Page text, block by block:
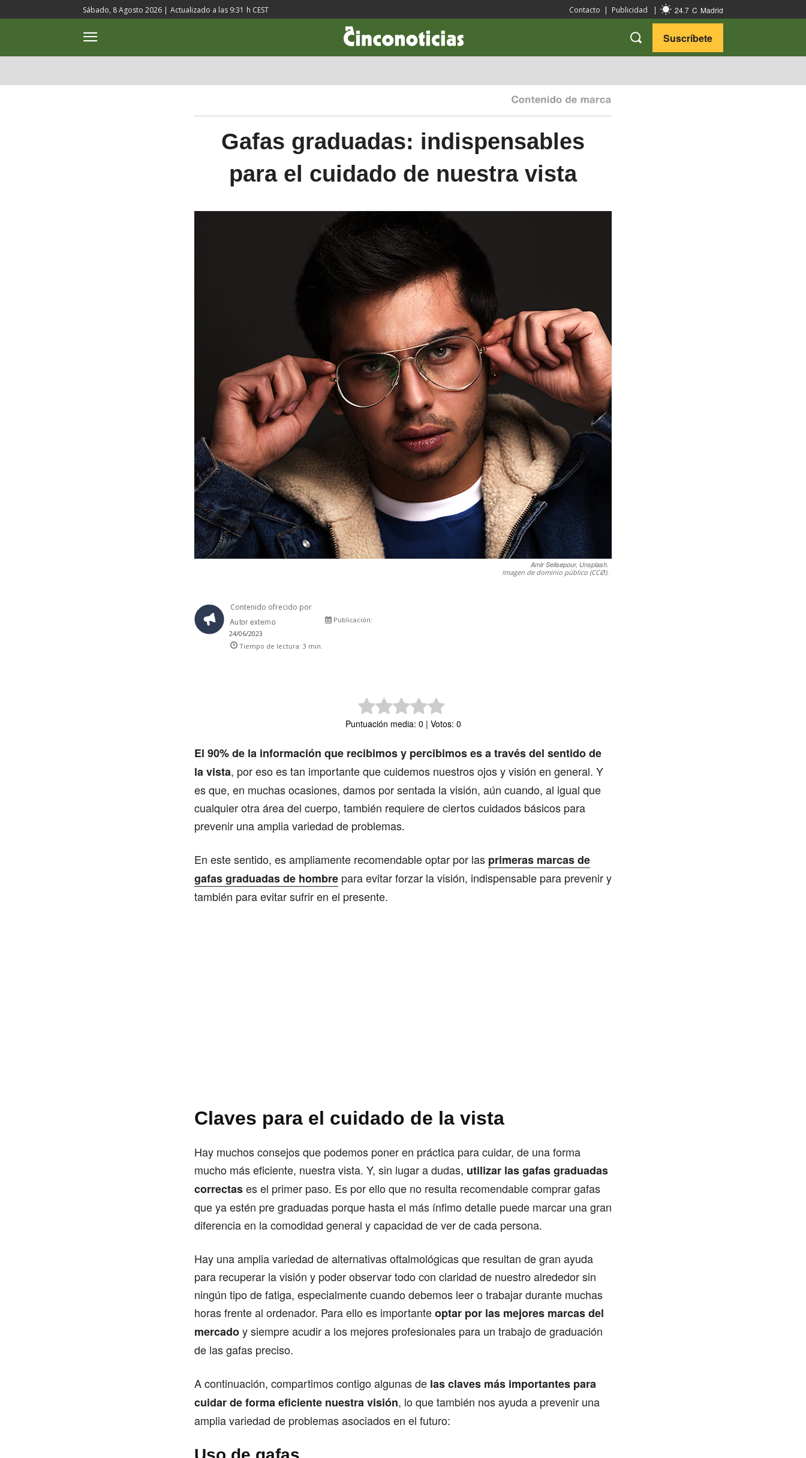
Sábado, 8 Agosto 2026 | Actualizado a las 9:31 h CEST Contacto | Publicidad | 24.7 C Madrid
Suscríbete
Gafas graduadas: indispensables
para el cuidado de nuestra vista
Amir Seilsepour, Unsplash.
Imagen de dominio público (CCØ).
Contenido ofrecido por
Autor externo
Publicación:
24/06/2023
Tiempo de lectura: 3 min.
Puntuación media: 0 | Votos: 0
El 90% de la información que recibimos y percibimos es a través del sentido de
la vista, por eso es tan importante que cuidemos nuestros ojos y visión en general. Y
es que, en muchas ocasiones, damos por sentada la visión, aún cuando, al igual que
cualquier otra área del cuerpo, también requiere de ciertos cuidados básicos para
prevenir una amplia variedad de problemas.
En este sentido, es ampliamente recomendable optar por las primeras marcas de
gafas graduadas de hombre para evitar forzar la visión, indispensable para prevenir y
también para evitar sufrir en el presente.
Claves para el cuidado de la vista
Hay muchos consejos que podemos poner en práctica para cuidar, de una forma
mucho más eficiente, nuestra vista. Y, sin lugar a dudas, utilizar las gafas graduadas
correctases el primer paso. Es por ello que no resulta recomendable comprar gafas
que ya estén pre graduadas porque hasta el más ínfimo detalle puede marcar una gran
diferencia en la comodidad general y capacidad de ver de cada persona.
Hay una amplia variedad de alternativas oftalmológicas que resultan de gran ayuda
para recuperar la visión y poder observar todo con claridad de nuestro alrededor sin
ningún tipo de fatiga, especialmente cuando debemos leer o trabajar durante muchas
horas frente al ordenador. Para ello es importanteoptar por las mejores marcas del
mercadoy siempre acudir a los mejores profesionales para un trabajo de graduación
de las gafas preciso.
A continuación, compartimos contigo algunas de las claves más importantes para
cuidar de forma eficiente nuestra visión, lo que también nos ayuda a prevenir una
amplia variedad de problemas asociados en el futuro: